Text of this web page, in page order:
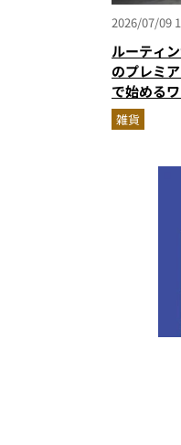
2026/07/09
ルーティ
のプレミ
で始める
慣
雑貨